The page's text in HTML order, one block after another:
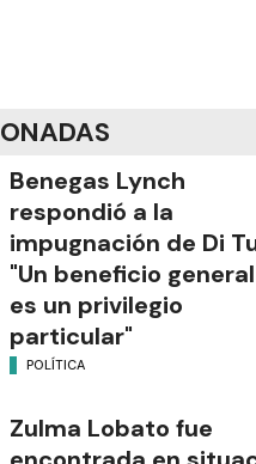
Benegas Lynch
respondió a la
impugnación de Di
"Un beneficio
es un privilegio
particular"
POLÍTICA
Zulma Lobato fue